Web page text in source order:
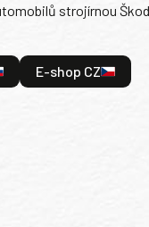
strojírnou
E-shop CZ